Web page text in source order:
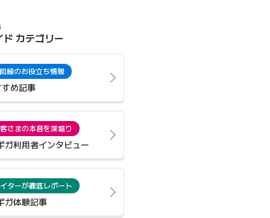
ド カテゴリー
線のお役立ち情報
め記事
さまの本音を深堀り
ガ利用者インタビュー
ターが徹底レポート
ガ体験記事